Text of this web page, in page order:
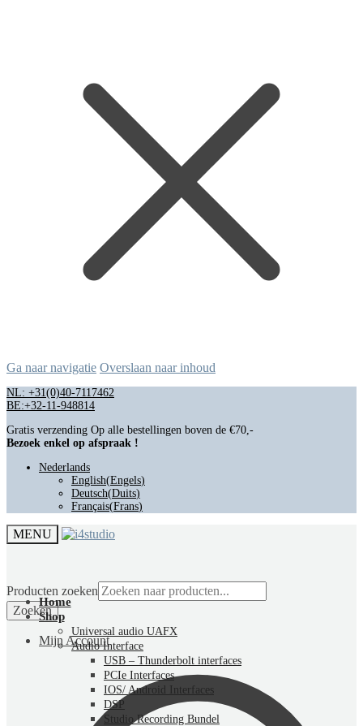
Ga naar navigatie Overslaan naar inhoud
NL: +31(0)40-7117462
BE:+32-11-948814
Gratis verzending Op alle bestellingen boven de €70,-
Bezoek enkel op afspraak !
Nederlands
English(Engels)
Deutsch(Duits)
Français(Frans)
MENU
Producten zoeken
Zoeken
Mijn Account
Home
Shop
Universal audio UAFX
Audio Interface
USB – Thunderbolt interfaces
PCIe Interfaces
IOS/ Android Interfaces
DSP
Studio Recording Bundel